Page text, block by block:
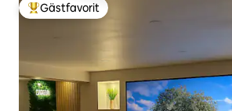
Populär gästfavorit
Gästfavorit